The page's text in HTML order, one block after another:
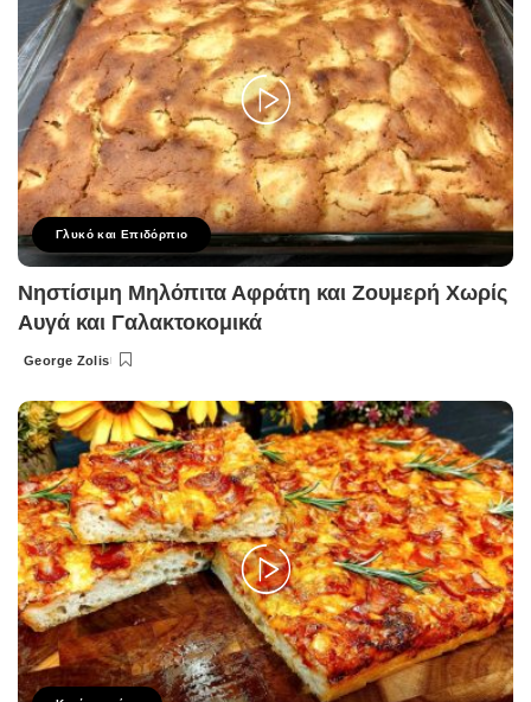
Γλυκό και Επιδόρπιο
Νηστίσιμη Μηλόπιτα Αφράτη και Ζουμερή Χωρίς
Αυγά και Γαλακτοκομικά
Posted
George Zolis